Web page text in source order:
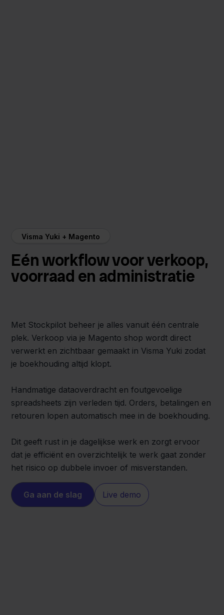
Visma Yuki + Magento
Eén workflow voor verkoop,
voorraad en administratie
Met Stockpilot beheer je alles vanuit één centrale
plek. Verkoop via je Magento shop wordt direct
verwerkt en zichtbaar gemaakt in Visma Yuki zodat
je boekhouding altijd klopt.
Handmatige dataoverdracht en foutgevoelige
spreadsheets zijn verleden tijd. Orders, betalingen en
retouren lopen automatisch mee in de boekhouding.
Dit geeft rust in je dagelijkse werk en zorgt ervoor
dat je efficiënt en overzichtelijk te werk gaat zonder
het risico op dubbele invoer of misverstanden.
Ga aan de slag Live demo